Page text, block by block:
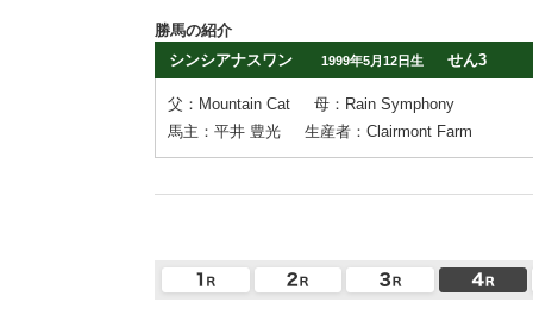
勝馬の紹介
シンシアナスワン
1999年5月12日生 せん3
父：Mountain Cat
母：Rain Symphony
馬主：平井 豊光
生産者：Clairmont Farm